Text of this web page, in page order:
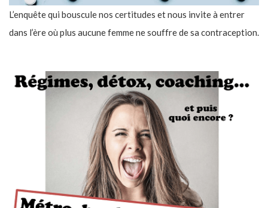
L’enquête qui bouscule nos certitudes et nous invite à entrer
dans l’ère où plus aucune femme ne souffre de sa contraception.